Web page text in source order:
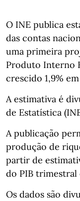
O INE publica
das contas
uma primeira
Produto Interno
crescido 1,9%
A estimativa é
de Estatística
A publicação
produção de
partir de
do PIB trimestral
Os dados são